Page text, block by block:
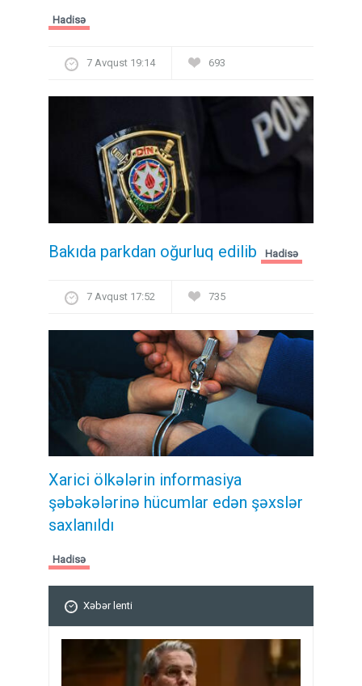
Hadisə
7 Avqust 19:14 693
Bakıda parkdan oğurluq edilib Hadisə
7 Avqust 17:52 735
Xarici ölkələrin informasiya
şəbəkələrinə hücumlar edən şəxslər
saxlanıldı
Hadisə
Xəbər lenti